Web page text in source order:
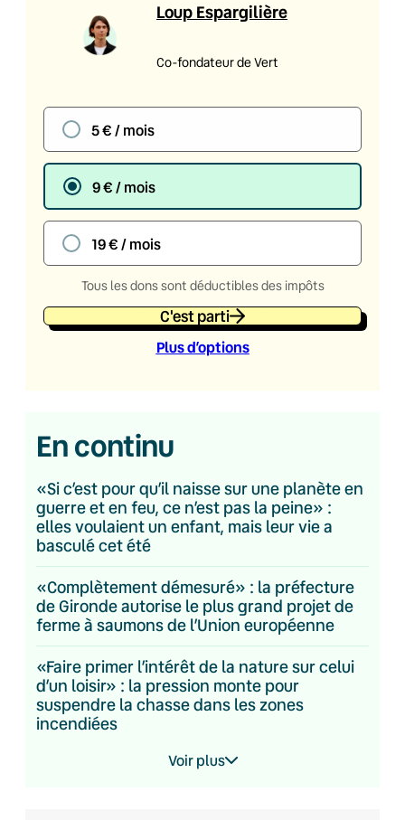
Loup Espargilière
Co-fondateur de Vert
5 € / mois
9 € / mois
19 € / mois
Tous les dons sont déductibles des impôts
C'est parti
Plus d’options
En continu
«Si c’est pour qu’il naisse sur une planète en
guerre et en feu, ce n’est pas la peine» :
elles voulaient un enfant, mais leur vie a
basculé cet été
«Complètement démesuré» : la préfecture
de Gironde autorise le plus grand projet de
ferme à saumons de l’Union européenne
«Faire primer l’intérêt de la nature sur celui
d’un loisir» : la pression monte pour
suspendre la chasse dans les zones
incendiées
Voir plus